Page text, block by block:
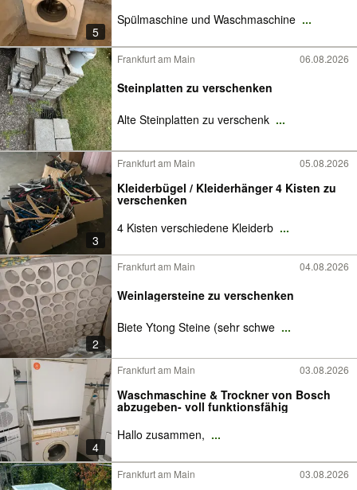
5
Spülmaschine und Waschmaschine ...
Frankfurt am Main 06.08.2026
Steinplatten zu verschenken
Alte Steinplatten zu verschenk ...
3
Frankfurt am Main 05.08.2026
Kleiderbügel / Kleiderhänger 4 Kisten zu
verschenken
4 Kisten verschiedene Kleiderb ...
2
Frankfurt am Main 04.08.2026
Weinlagersteine zu verschenken
Biete Ytong Steine (sehr schwe ...
4
Frankfurt am Main 03.08.2026
Waschmaschine & Trockner von Bosch
abzugeben- voll funktionsfähig
​Hallo zusammen, ...
Frankfurt am Main 03.08.2026